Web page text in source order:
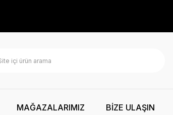
MAĞAZALARIMIZ BİZE ULAŞIN